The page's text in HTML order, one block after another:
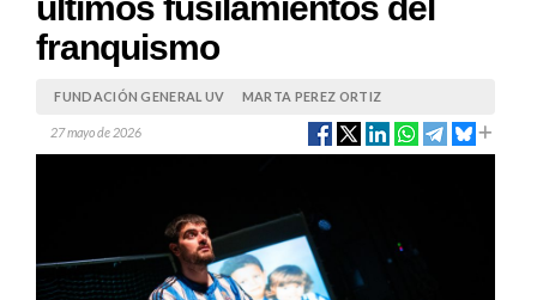
franquismo
FUNDACIÓN GENERAL UV MARTA PEREZ ORTIZ
27 mayo de 2026